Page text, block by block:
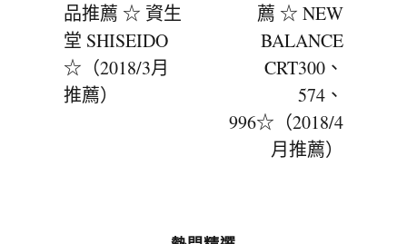
品推薦 ☆ 資生
堂 SHISEIDO
☆（2018/3月
推薦）
薦 ☆ NEW
BALANCE
CRT300、
574、
996☆（2018/4
月推薦）